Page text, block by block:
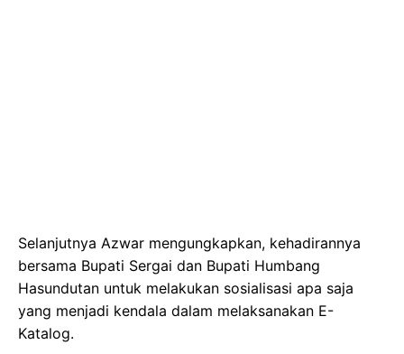
Selanjutnya Azwar mengungkapkan, kehadirannya
bersama Bupati Sergai dan Bupati Humbang
Hasundutan untuk melakukan sosialisasi apa saja
yang menjadi kendala dalam melaksanakan E-
Katalog.